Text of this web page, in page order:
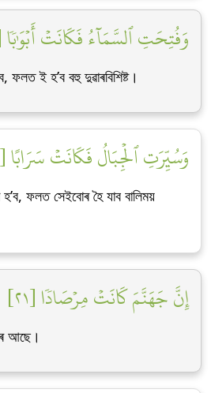
وَفُتِحَتِ ٱلسَّمَآءُ فَكَانَتۡ أَبۡوَٰبٗا
ই হ’ব বহু দুৱাৰবিশিষ্ট।
وَسُيِّرَتِ ٱلۡجِبَالُ فَكَانَتۡ سَرَابًا [٢٠]
ফলত সেইবোৰ হৈ যাব বালিময়
إِنَّ جَهَنَّمَ كَانَتۡ مِرۡصَادٗا [٢١]
আছে।